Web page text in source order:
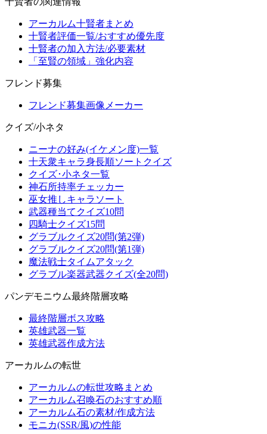
アーカルム十賢者まとめ
十賢者評価一覧/おすすめ優先度
十賢者の加入方法/必要素材
「至賢の領域」強化内容
フレンド募集
フレンド募集画像メーカー
クイズ/小ネタ
ニーナの好み(イケメン度)一覧
十天衆キャラ身長順ソートクイズ
クイズ･小ネタ一覧
神石所持率チェッカー
巫女推しキャラソート
武器種当てクイズ10問
四騎士クイズ15問
グラブルクイズ20問(第2弾)
グラブルクイズ20問(第1弾)
魔法戦士タイムアタック
グラブル楽器武器クイズ(全20問)
パンデモニウム最終階層攻略
最終階層ボス攻略
英雄武器一覧
英雄武器作成方法
アーカルムの転世
アーカルムの転世攻略まとめ
アーカルム召喚石のおすすめ順
アーカルム石の素材/作成方法
モニカ(SSR/風)の性能